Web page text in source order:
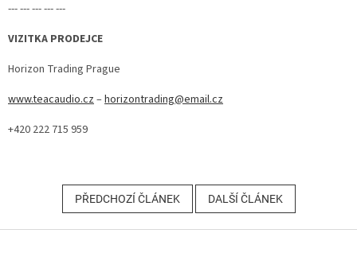
--- --- --- --- ---
VIZITKA PRODEJCE
Horizon Trading Prague
www.teacaudio.cz–horizontrading@email.cz
+420 222 715 959
PŘEDCHOZÍ ČLÁNEK DALŠÍ ČLÁNEK